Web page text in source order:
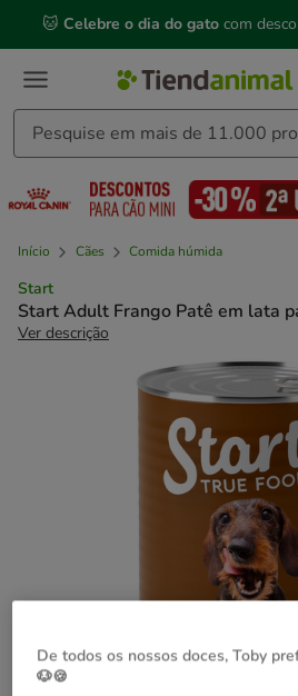
mensagem,
🐱 Celebre o dia do gato com
Início Cães Comida húmida
Start
Start Adult Frango Patê em lata
Ver descrição
De todos os nossos doces, Toby
🐶🍪